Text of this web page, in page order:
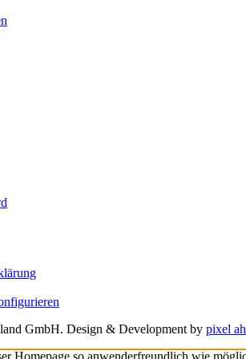
GmbH. Design & Development by pixel
Homepage so anwenderfreundlich wie